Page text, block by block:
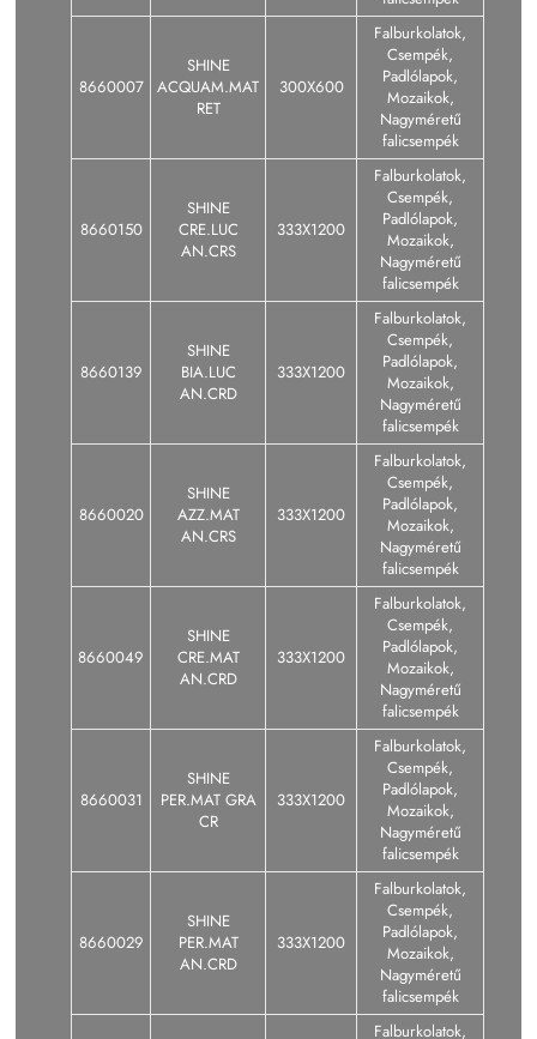
8660007
SHINE
ACQUAM.MAT
RET
300X600
Falburkolatok,
Csempék,
Padlólapok,
Mozaikok,
Nagyméretű
falicsempék
8660150
SHINE
CRE.LUC
AN.CRS
333X1200
Falburkolatok,
Csempék,
Padlólapok,
Mozaikok,
Nagyméretű
falicsempék
8660139
SHINE
BIA.LUC
AN.CRD
333X1200
Falburkolatok,
Csempék,
Padlólapok,
Mozaikok,
Nagyméretű
falicsempék
8660020
SHINE
AZZ.MAT
AN.CRS
333X1200
Falburkolatok,
Csempék,
Padlólapok,
Mozaikok,
Nagyméretű
falicsempék
8660049
SHINE
CRE.MAT
AN.CRD
333X1200
Falburkolatok,
Csempék,
Padlólapok,
Mozaikok,
Nagyméretű
falicsempék
8660031
SHINE
PER.MAT GRA
CR
333X1200
Falburkolatok,
Csempék,
Padlólapok,
Mozaikok,
Nagyméretű
falicsempék
8660029
SHINE
PER.MAT
AN.CRD
333X1200
Falburkolatok,
Csempék,
Padlólapok,
Mozaikok,
Nagyméretű
falicsempék
Falburkolatok,